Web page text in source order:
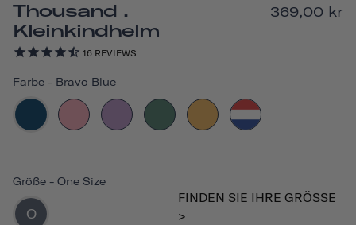
Thousand .
Kleinkindhelm
16 REVIEWS
369,00 kr
Farbe - Bravo Blue
Größe - One Size
O
FINDEN SIE IHRE GRÖSSE >